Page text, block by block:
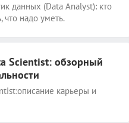
данных (Data Analyst): кто
что надо уметь.
Scientist: обзорный
карьеры и